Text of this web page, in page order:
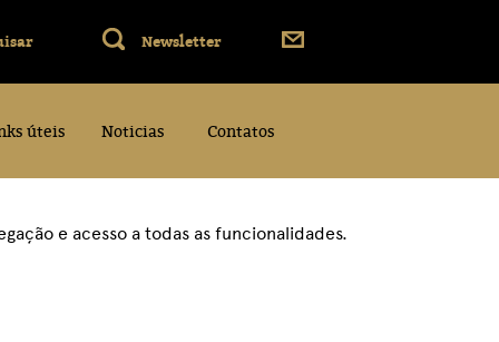
e acesso a todas as funcionalidades.
úteis Noticias Contatos